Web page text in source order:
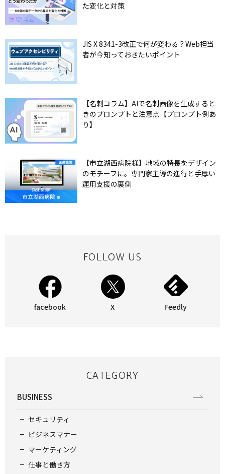
た変化と対策
JIS X 8341-3改正で何が変わる？Web担当
者が今知っておきたいポイント
【名刺コラム】AIで名刺画像を生成すると
きのプロンプトと注意点【プロンプト例あ
り】
【市立湖西病院様】地域の特長をデザイン
のモチーフに。専門家主導の進行と手厚い
運用支援の裏側
FOLLOW US
facebook X Feedly
CATEGORY
BUSINESS
セキュリティ
ビジネスマナー
マーケティング
仕事と働き方